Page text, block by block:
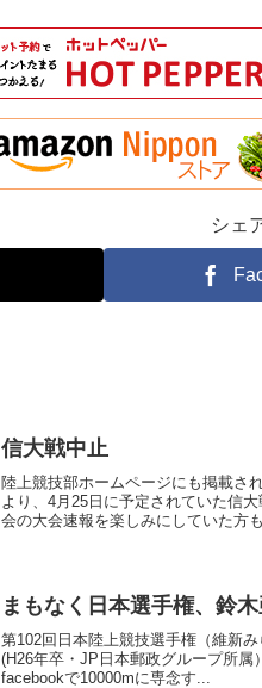
シェ
信大戦中止
陸上競技部ホームページにも掲載さ
より、4月25日に予定されていた信
会の大会速報を楽しみにしていた方
まもなく日本選手権、鈴
第102回日本陸上競技選手権（維新
(H26年卒・JP日本郵政グループ所
facebookで10000mに専念す...